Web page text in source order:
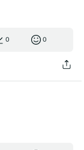
0 0